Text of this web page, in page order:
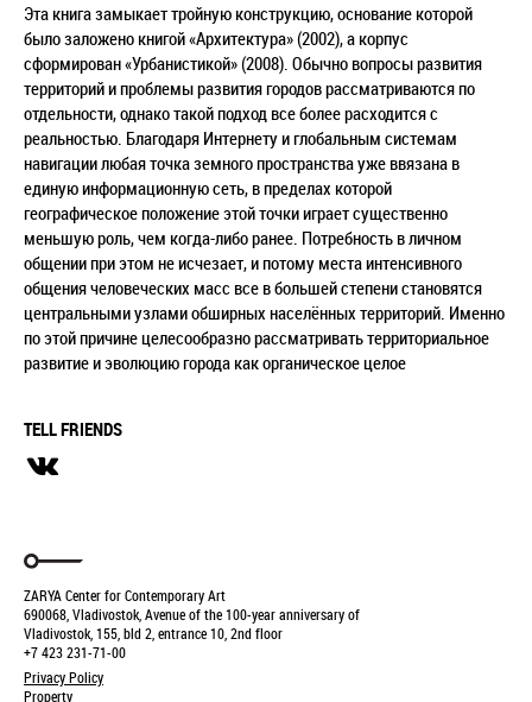
Эта книга замыкает тройную конструкцию, основание которой
было заложено книгой «Архитектура» (2002), а корпус
сформирован «Урбанистикой» (2008). Обычно вопросы развития
территорий и проблемы развития городов рассматриваются по
отдельности, однако такой подход все более расходится с
реальностью. Благодаря Интернету и глобальным системам
навигации любая точка земного пространства уже ввязана в
единую информационную сеть, в пределах которой
географическое положение этой точки играет существенно
меньшую роль, чем когда-либо ранее. Потребность в личном
общении при этом не исчезает, и потому места интенсивного
общения человеческих масс все в большей степени становятся
центральными узлами обширных населённых территорий. Именно
по этой причине целесообразно рассматривать территориальное
развитие и эволюцию города как органическое целое
TELL FRIENDS
ZARYA Center for Contemporary Art
690068, Vladivostok, Avenue of the 100-year anniversary of
Vladivostok, 155, bld 2, entrance 10, 2nd floor
+7 423 231-71-00
Privacy Policy
Property